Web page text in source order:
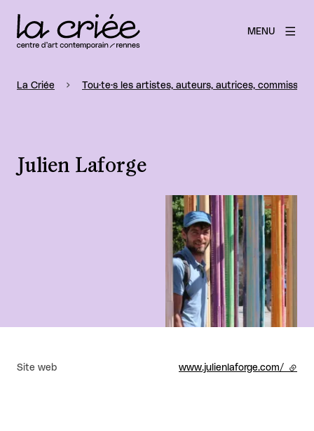
MENU
La Criée Tou·te·s les artistes, auteurs, autrices,
Julien Laforge
Agrandir
Site web www.julienlaforge.com/ - lien